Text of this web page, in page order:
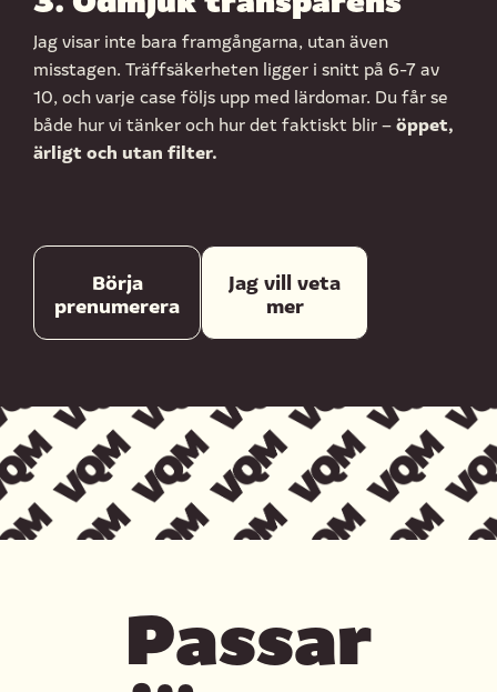
Jag visar inte bara framgångarna, utan även
misstagen. Träffsäkerheten ligger i snitt på 6-7 av
10, och varje case följs upp med lärdomar. Du får se
både hur vi tänker och hur det faktiskt blir –öppet,
ärligt och utan filter.
Börja
prenumerera
Jag vill veta
mer
Passar